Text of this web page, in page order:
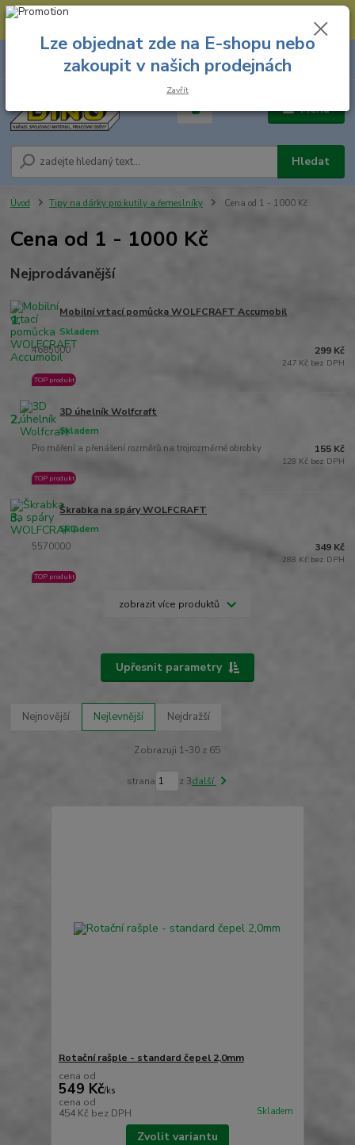
--- Spojovací materiál: 774 431 045 --- Prodejna nářadí: 731 449 423 --
Menu
Hledat
8.00 hod. - 16.00 hod.
za
Úvod Tipy na dárky pro kutily a řemeslníky Cena od 1 - 1000 Kč
Cena od 1 - 1000 Kč
Nejprodávanější
1. Mobilní vrtací pomůcka WOLFCRAFT Accumobil
4685000
Skladem
TOP produkt
299 Kč
247 Kč bez DPH
2. 3D úhelník Wolfcraft
Pro měření a přenášení rozměrů na trojrozměrné obrobky
Skladem
TOP produkt
155 Kč
128 Kč bez DPH
3. Škrabka na spáry WOLFCRAFT
5570000
Skladem
TOP produkt
349 Kč
288 Kč bez DPH
zobrazit více produktů
Upřesnit parametry
Nejnovější Nejlevnější Nejdražší
Zobrazuji 1-30 z 65
strana z 3další
Rotační rašple - standard čepel 2,0mm
cena od
549 Kč/ks
cena od
454 Kč bez DPH Skladem
Zvolit variantu
Lze objednat zde na E-shopu nebo
zakoupit v našich prodejnách
Zavřít